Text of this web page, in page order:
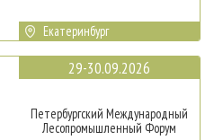
Екатеринбург
29-30.09.2026
Петербургский Международный
Лесопромышленный Форум